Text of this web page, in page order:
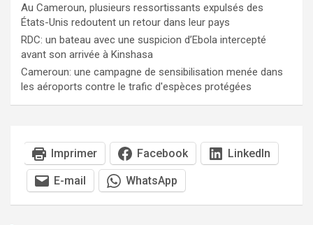
Au Cameroun, plusieurs ressortissants expulsés des
États-Unis redoutent un retour dans leur pays
RDC: un bateau avec une suspicion d’Ebola intercepté
avant son arrivée à Kinshasa
Cameroun: une campagne de sensibilisation menée dans
les aéroports contre le trafic d'espèces protégées
Imprimer Facebook LinkedIn
E-mail WhatsApp